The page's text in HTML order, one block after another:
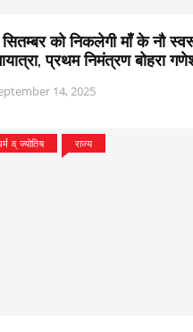
को निकलेगी माँ के नौ
प्रथम निमंत्रण बोहरा
14, 2025
व् ज्योतिष राज्य